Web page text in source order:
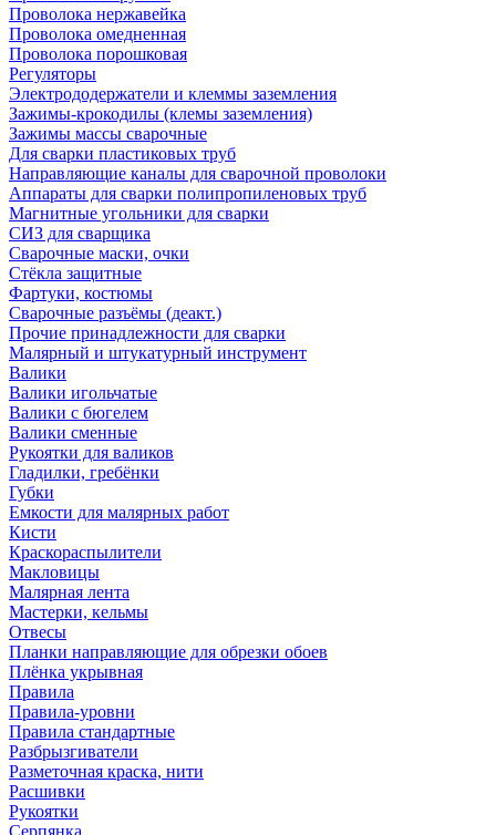
Проволока нержавейка
Проволока омедненная
Проволока порошковая
Регуляторы
Электрододержатели и клеммы заземления
Зажимы-крокодилы (клемы заземления)
Зажимы массы сварочные
Для сварки пластиковых труб
Направляющие каналы для сварочной проволоки
Аппараты для сварки полипропиленовых труб
Магнитные угольники для сварки
СИЗ для сварщика
Сварочные маски, очки
Стёкла защитные
Фартуки, костюмы
Сварочные разъёмы (деакт.)
Прочие принадлежности для сварки
Малярный и штукатурный инструмент
Валики
Валики игольчатые
Валики с бюгелем
Валики сменные
Рукоятки для валиков
Гладилки, гребёнки
Губки
Емкости для малярных работ
Кисти
Краскораспылители
Макловицы
Малярная лента
Мастерки, кельмы
Отвесы
Планки направляющие для обрезки обоев
Плёнка укрывная
Правила
Правила-уровни
Правила стандартные
Разбрызгиватели
Разметочная краска, нити
Расшивки
Рукоятки
Серпянка